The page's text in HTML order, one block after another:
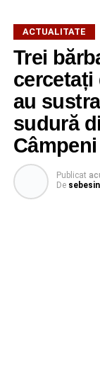
ACTUALITATE
Trei
cercetați
au
sudură
Câmpeni
Publicat
De